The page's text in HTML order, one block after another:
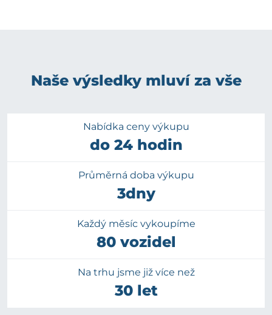
Naše výsledky mluví za vše
Nabídka ceny výkupu
do 24 hodin
Průměrná doba výkupu
3dny
Každý měsíc vykoupíme
80 vozidel
Na trhu jsme již více než
30 let